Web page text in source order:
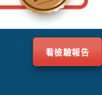
看檢驗報告